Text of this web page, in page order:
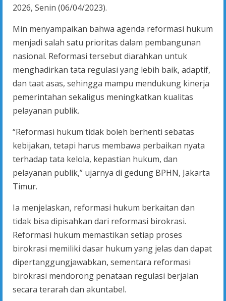
2026, Senin (06/04/2023).
Min menyampaikan bahwa agenda reformasi hukum
menjadi salah satu prioritas dalam pembangunan
nasional. Reformasi tersebut diarahkan untuk
menghadirkan tata regulasi yang lebih baik, adaptif,
dan taat asas, sehingga mampu mendukung kinerja
pemerintahan sekaligus meningkatkan kualitas
pelayanan publik.
“Reformasi hukum tidak boleh berhenti sebatas
kebijakan, tetapi harus membawa perbaikan nyata
terhadap tata kelola, kepastian hukum, dan
pelayanan publik,” ujarnya di gedung BPHN, Jakarta
Timur.
Ia menjelaskan, reformasi hukum berkaitan dan
tidak bisa dipisahkan dari reformasi birokrasi.
Reformasi hukum memastikan setiap proses
birokrasi memiliki dasar hukum yang jelas dan dapat
dipertanggungjawabkan, sementara reformasi
birokrasi mendorong penataan regulasi berjalan
secara terarah dan akuntabel.